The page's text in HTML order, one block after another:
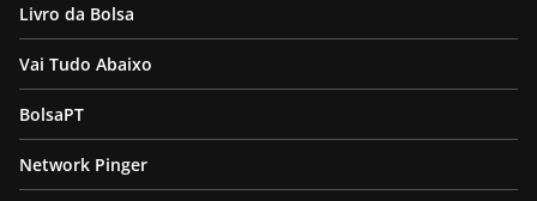
Livro da Bolsa
Vai Tudo Abaixo
BolsaPT
Network Pinger